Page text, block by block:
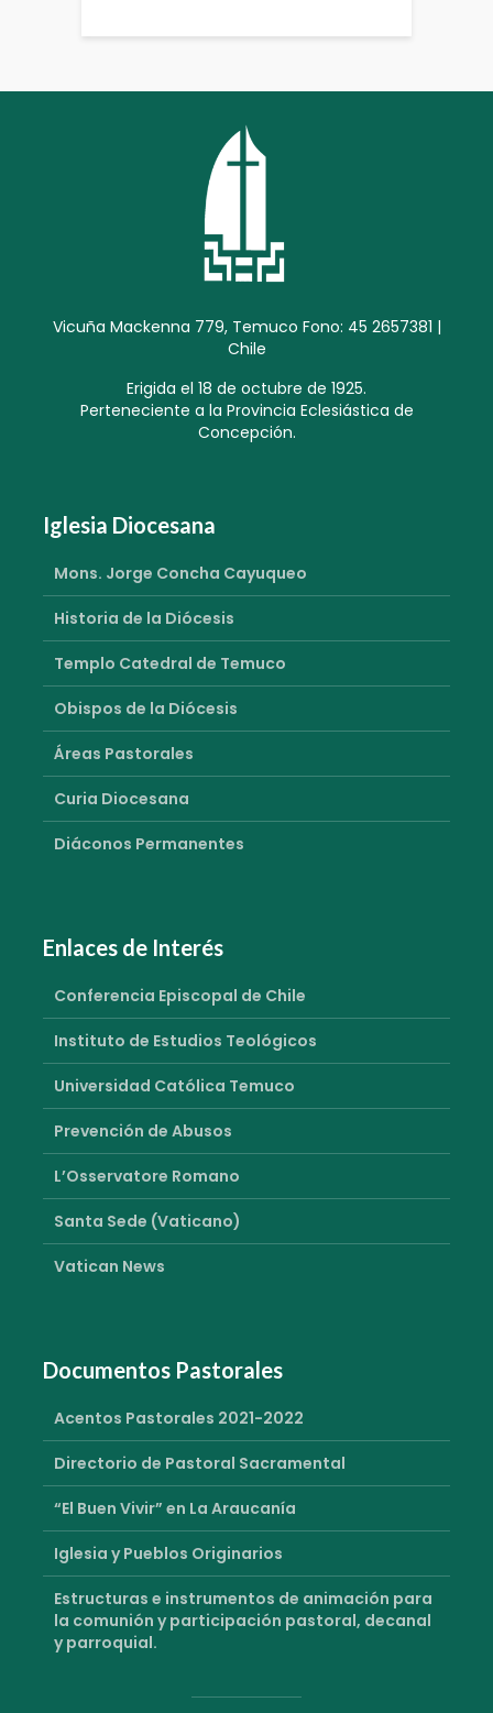
Vicuña Mackenna 779, Temuco Fono: 45 2657381 |
Chile
Erigida el 18 de octubre de 1925.
Perteneciente a la Provincia Eclesiástica de
Concepción.
Iglesia Diocesana
Mons. Jorge Concha Cayuqueo
Historia de la Diócesis
Templo Catedral de Temuco
Obispos de la Diócesis
Áreas Pastorales
Curia Diocesana
Diáconos Permanentes
Enlaces de Interés
Conferencia Episcopal de Chile
Instituto de Estudios Teológicos
Universidad Católica Temuco
Prevención de Abusos
L’Osservatore Romano
Santa Sede (Vaticano)
Vatican News
Documentos Pastorales
Acentos Pastorales 2021-2022
Directorio de Pastoral Sacramental
“El Buen Vivir” en La Araucanía
Iglesia y Pueblos Originarios
Estructuras e instrumentos de animación para
la comunión y participación pastoral, decanal
y parroquial.